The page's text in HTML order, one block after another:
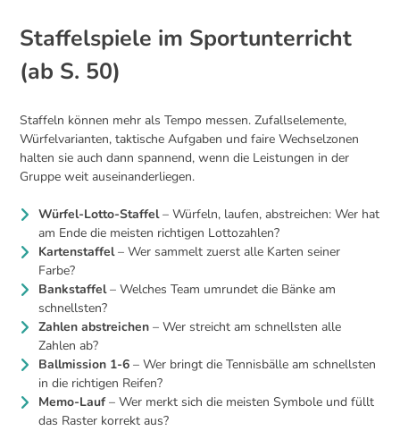
Staffelspiele im Sportunterricht
(ab S. 50)
Staffeln können mehr als Tempo messen. Zufallselemente,
Würfelvarianten, taktische Aufgaben und faire Wechselzonen
halten sie auch dann spannend, wenn die Leistungen in der
Gruppe weit auseinanderliegen.
Würfel-Lotto-Staffel– Würfeln, laufen, abstreichen: Wer hat
am Ende die meisten richtigen Lottozahlen?
Kartenstaffel– Wer sammelt zuerst alle Karten seiner
Farbe?
Bankstaffel– Welches Team umrundet die Bänke am
schnellsten?
Zahlen abstreichen – Wer streicht am schnellsten alle
Zahlen ab?
Ballmission 1-6 – Wer bringt die Tennisbälle am schnellsten
in die richtigen Reifen?
Memo-Lauf– Wer merkt sich die meisten Symbole und füllt
das Raster korrekt aus?